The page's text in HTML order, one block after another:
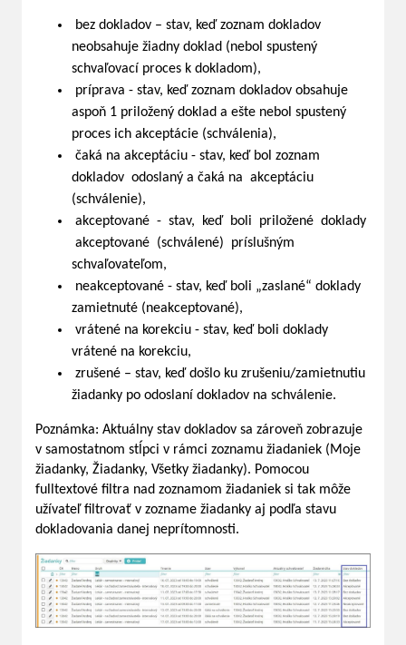
bez dokladov – stav, keď zoznam dokladov
neobsahuje žiadny doklad (nebol spustený
schvaľovací proces k dokladom),
príprava - stav, keď zoznam dokladov obsahuje
aspoň 1 priložený doklad a ešte nebol spustený
proces ich akceptácie (schválenia),
čaká na akceptáciu - stav, keď bol zoznam
dokladov odoslaný a čaká na akceptáciu
(schválenie),
akceptované - stav, keď boli priložené doklady
akceptované (schválené) príslušným
schvaľovateľom,
neakceptované - stav, keď boli „zaslané“ doklady
zamietnuté (neakceptované),
vrátené na korekciu - stav, keď boli doklady
vrátené na korekciu,
zrušené – stav, keď došlo ku zrušeniu/zamietnutiu
žiadanky po odoslaní dokladov na schválenie.
Poznámka: Aktuálny stav dokladov sa zároveň zobrazuje
v samostatnom stĺpci v rámci zoznamu žiadaniek (Moje
žiadanky, Žiadanky, Všetky žiadanky). Pomocou
fulltextové filtra nad zoznamom žiadaniek si tak môže
užívateľ filtrovať v zozname žiadanky aj podľa stavu
dokladovania danej neprítomnosti.